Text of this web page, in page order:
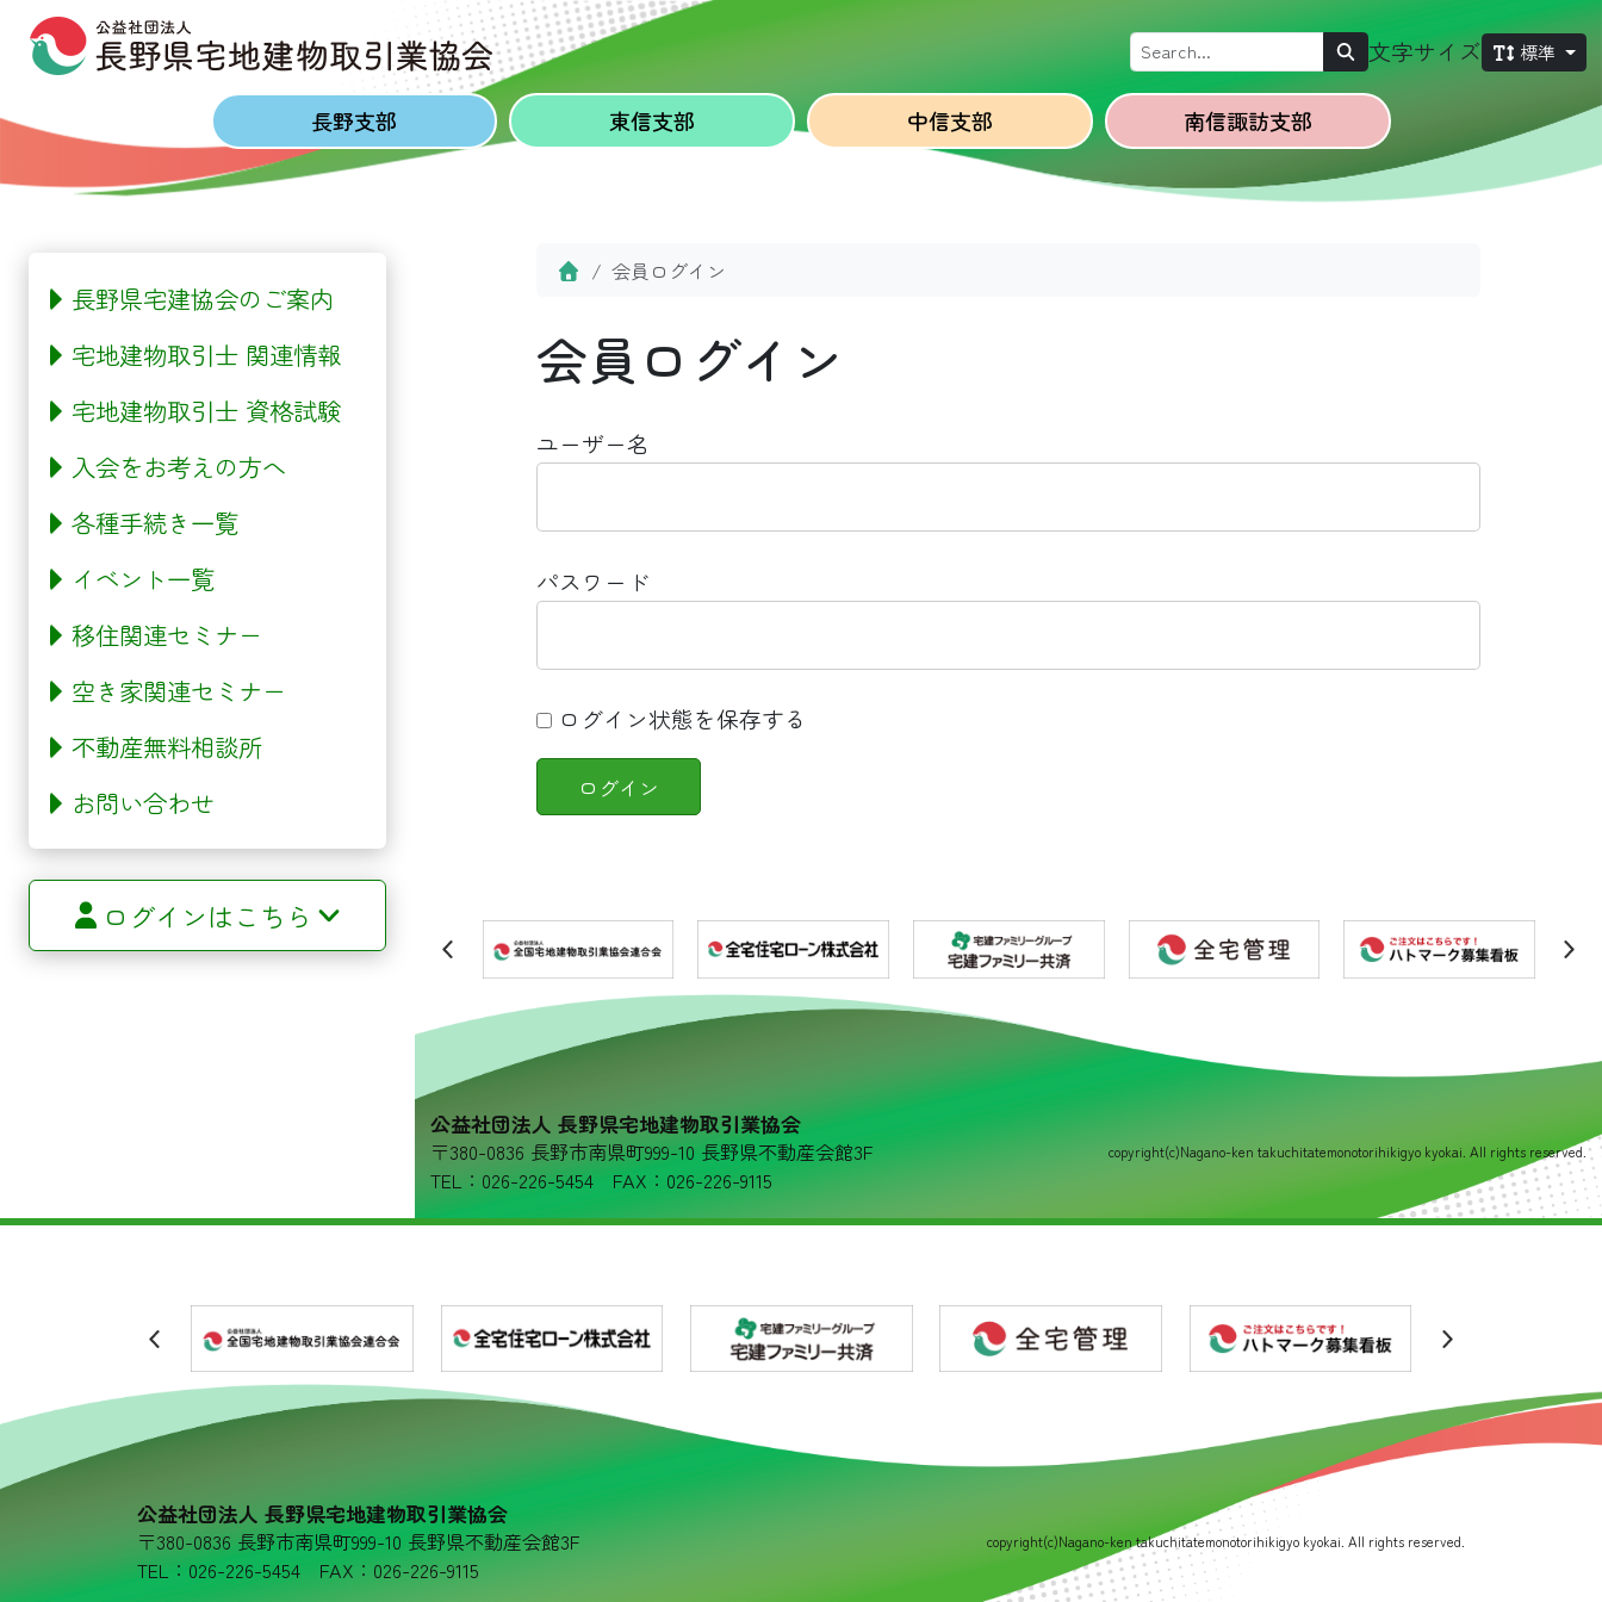
Skip to content
Skip to footer
長野支部 東信支部 中信支部 南信諏訪支部
Search 文字サイズ 標準
Home会員ログイン
会員ログイン
ユーザー名
パスワード
ログイン状態を保存する
公益社団法人 長野県宅地建物取引業協会
〒380-0836 長野市南県町999-10 長野県不動産会館3F
TEL：026-226-5454 FAX：026-226-9115
copyright(c)Nagano-ken takuchitatemonotorihikigyo kyokai. All rights reserved.
長野県宅建協会のご案内
宅地建物取引士 関連情報
宅地建物取引士 資格試験
入会をお考えの方へ
各種手続き一覧
イベント一覧
移住関連セミナー
空き家関連セミナー
不動産無料相談所
お問い合わせ
ログインはこちら
公益社団法人 長野県宅地建物取引業協会
〒380-0836 長野市南県町999-10 長野県不動産会館3F
TEL：026-226-5454 FAX：026-226-9115
copyright(c)Nagano-ken takuchitatemonotorihikigyo kyokai. All rights reserved.